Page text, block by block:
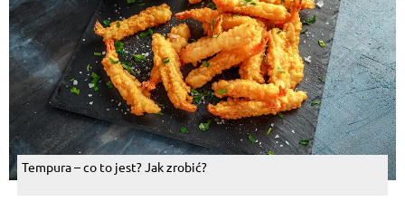
Tempura – co to jest? Jak zrobić?